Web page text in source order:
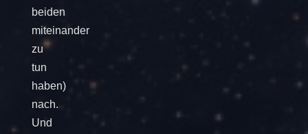
beiden
miteinander
zu
tun
haben)
nach.
Und